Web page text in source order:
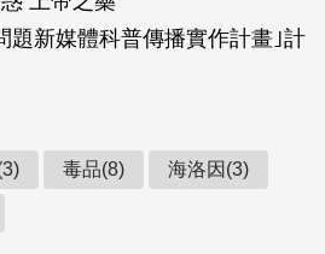
題新媒體科普傳播實作計畫｣計
毒品(8) 海洛因(3)